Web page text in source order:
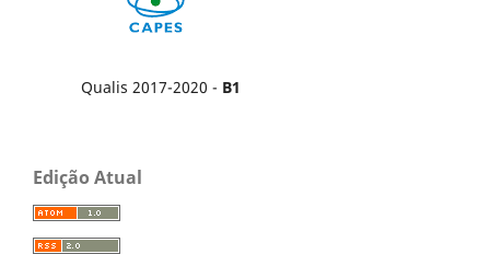
Qualis 2017-2020 - B1
Edição Atual